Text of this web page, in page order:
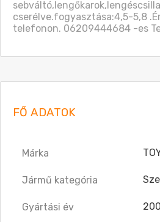
cserélve.fogyasztása:4,5-5,8
telefonon. 06209444684 -es
FŐ ADATOK
Márka
Jármű kategória
Gyártási év